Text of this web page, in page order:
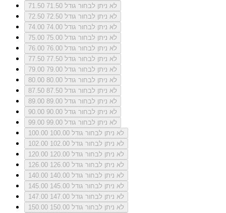
71.50
לא ניתן לבחור גודל 71.50
72.50
לא ניתן לבחור גודל 72.50
74.00
לא ניתן לבחור גודל 74.00
75.00
לא ניתן לבחור גודל 75.00
76.00
לא ניתן לבחור גודל 76.00
77.50
לא ניתן לבחור גודל 77.50
79.00
לא ניתן לבחור גודל 79.00
80.00
לא ניתן לבחור גודל 80.00
87.50
לא ניתן לבחור גודל 87.50
89.00
לא ניתן לבחור גודל 89.00
90.00
לא ניתן לבחור גודל 90.00
99.00
לא ניתן לבחור גודל 99.00
100.00
לא ניתן לבחור גודל 100.00
102.00
לא ניתן לבחור גודל 102.00
120.00
לא ניתן לבחור גודל 120.00
126.00
לא ניתן לבחור גודל 126.00
140.00
לא ניתן לבחור גודל 140.00
145.00
לא ניתן לבחור גודל 145.00
147.00
לא ניתן לבחור גודל 147.00
150.00
לא ניתן לבחור גודל 150.00